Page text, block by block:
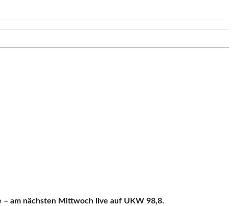
– am nächsten Mittwoch live auf UKW 98,8.